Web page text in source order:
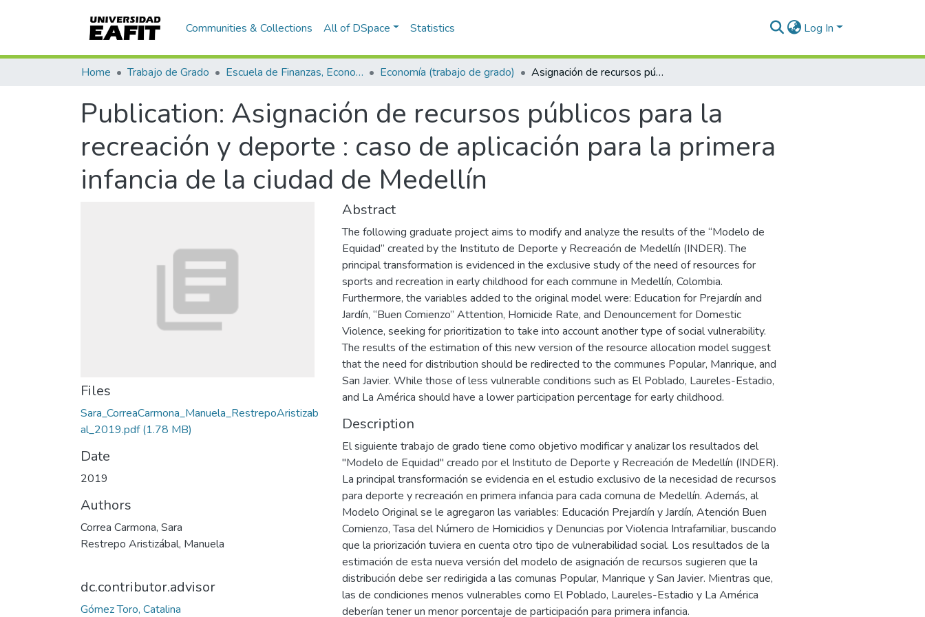
Communities & Collections All of DSpace Statistics Log In
Home Trabajo de Grado Escuela de Finanzas, Economía y Gobierno Economía (trabajo de grado) Asignación de recursos públicos para la recreación y deporte : caso de aplicación para la primera infancia de la ciudad de Medellín
Publication: Asignación de recursos públicos para la
recreación y deporte : caso de aplicación para la primera
infancia de la ciudad de Medellín
Files
Sara_CorreaCarmona_Manuela_RestrepoAristizab
al_2019.pdf(1.78 MB)
Date
2019
Authors
Correa Carmona, Sara
Restrepo Aristizábal, Manuela
dc.contributor.advisor
Gómez Toro, Catalina
Abstract
The following graduate project aims to modify and analyze the results of the “Modelo de
Equidad” created by the Instituto de Deporte y Recreación de Medellín (INDER). The
principal transformation is evidenced in the exclusive study of the need of resources for
sports and recreation in early childhood for each commune in Medellín, Colombia.
Furthermore, the variables added to the original model were: Education for Prejardín and
Jardín, “Buen Comienzo” Attention, Homicide Rate, and Denouncement for Domestic
Violence, seeking for prioritization to take into account another type of social vulnerability.
The results of the estimation of this new version of the resource allocation model suggest
that the need for distribution should be redirected to the communes Popular, Manrique, and
San Javier. While those of less vulnerable conditions such as El Poblado, Laureles-Estadio,
and La América should have a lower participation percentage for early childhood.
Description
El siguiente trabajo de grado tiene como objetivo modificar y analizar los resultados del
"Modelo de Equidad" creado por el Instituto de Deporte y Recreación de Medellín (INDER).
La principal transformación se evidencia en el estudio exclusivo de la necesidad de recursos
para deporte y recreación en primera infancia para cada comuna de Medellín. Además, al
Modelo Original se le agregaron las variables: Educación Prejardín y Jardín, Atención Buen
Comienzo, Tasa del Número de Homicidios y Denuncias por Violencia Intrafamiliar, buscando
que la priorización tuviera en cuenta otro tipo de vulnerabilidad social. Los resultados de la
estimación de esta nueva versión del modelo de asignación de recursos sugieren que la
distribución debe ser redirigida a las comunas Popular, Manrique y San Javier. Mientras que,
las de condiciones menos vulnerables como El Poblado, Laureles-Estadio y La América
deberían tener un menor porcentaje de participación para primera infancia.